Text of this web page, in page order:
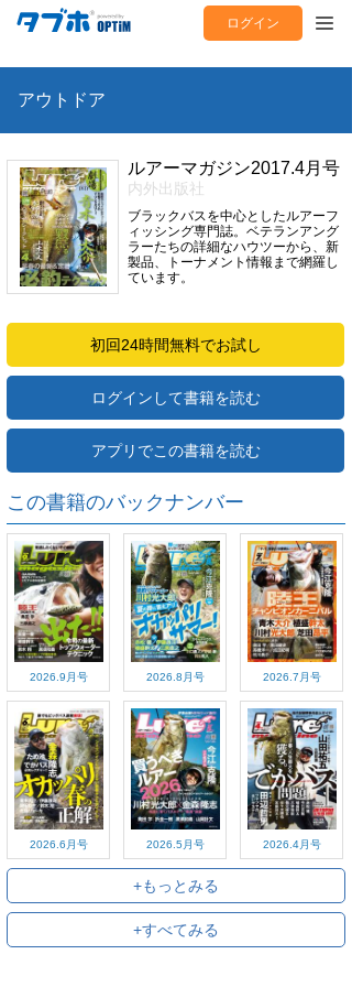
ログイン
アウトドア
ルアーマガジン2017.4月号
内外出版社
ブラックバスを中心としたルアーフ
ィッシング専門誌。ベテランアング
ラーたちの詳細なハウツーから、新
製品、トーナメント情報まで網羅し
ています。
初回24時間無料でお試し
ログインして書籍を読む
アプリでこの書籍を読む
この書籍のバックナンバー
2026.9月号 2026.8月号 2026.7月号
2026.6月号 2026.5月号 2026.4月号
+もっとみる
+すべてみる